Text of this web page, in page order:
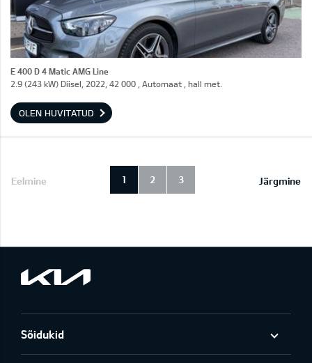
E 400 D 4 Matic AMG Line
2.9 (243 kW) Diisel, 2022, 42 000 , Automaat , hall met.
OLEN HUVITATUD
Eelmine Järgmine
1 2 3
Sõidukid